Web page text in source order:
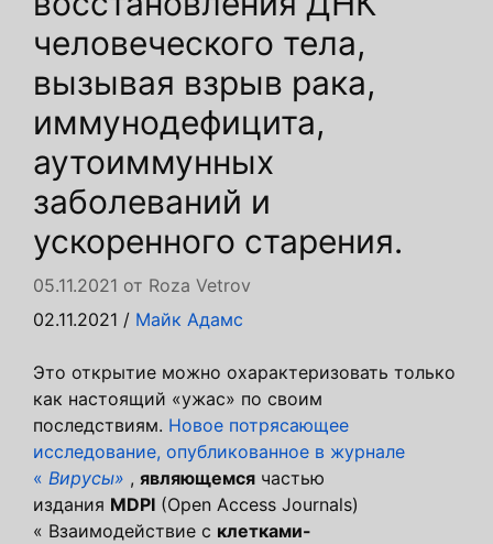
человеческого тела,
вызывая взрыв рака,
иммунодефицита,
аутоиммунных
заболеваний и
ускоренного старения.
05.11.2021 от Roza Vetrov
02.11.2021 / Майк Адамс
Это открытие можно охарактеризовать только
как настоящий «ужас» по своим
последствиям. Новое потрясающее
исследование, опубликованное в журнале
« Вирусы» , являющемся частью
издания MDPI (Open Access Journals)
« Взаимодействие с клетками-